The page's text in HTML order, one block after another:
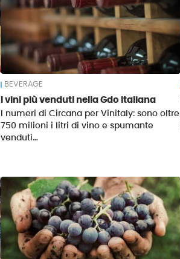
BEVERAGE
I vini più venduti nella Gdo italiana
I numeri di Circana per Vinitaly: sono oltre
750 milioni i litri di vino e spumante
venduti…